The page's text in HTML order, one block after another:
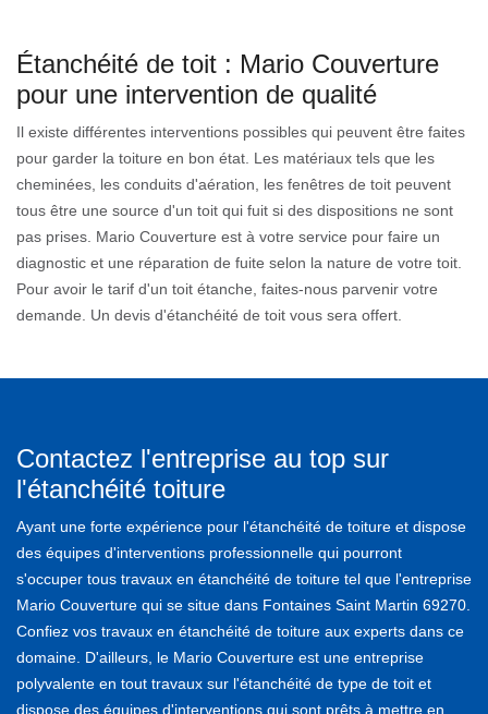
Étanchéité de toit : Mario Couverture
pour une intervention de qualité
Il existe différentes interventions possibles qui peuvent être faites
pour garder la toiture en bon état. Les matériaux tels que les
cheminées, les conduits d'aération, les fenêtres de toit peuvent
tous être une source d'un toit qui fuit si des dispositions ne sont
pas prises. Mario Couverture est à votre service pour faire un
diagnostic et une réparation de fuite selon la nature de votre toit.
Pour avoir le tarif d'un toit étanche, faites-nous parvenir votre
demande. Un devis d'étanchéité de toit vous sera offert.
Contactez l'entreprise au top sur
l'étanchéité toiture
Ayant une forte expérience pour l'étanchéité de toiture et dispose
des équipes d'interventions professionnelle qui pourront
s'occuper tous travaux en étanchéité de toiture tel que l'entreprise
Mario Couverture qui se situe dans Fontaines Saint Martin 69270.
Confiez vos travaux en étanchéité de toiture aux experts dans ce
domaine. D'ailleurs, le Mario Couverture est une entreprise
polyvalente en tout travaux sur l'étanchéité de type de toit et
dispose des équipes d'interventions qui sont prêts à mettre en